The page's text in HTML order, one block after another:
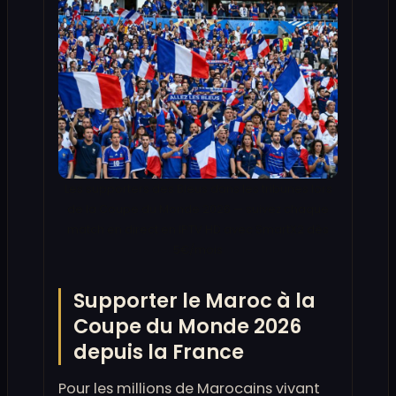
Supporter le Maroc à la
Coupe du Monde 2026
depuis la France
Pour les millions de Marocains vivant